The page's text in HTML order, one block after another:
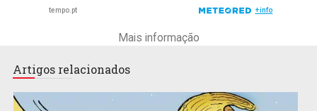
Mais informação
Artigos relacionados